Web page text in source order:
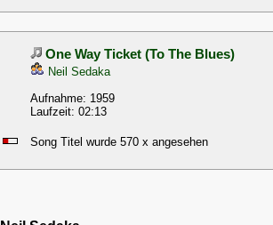
One Way Ticket (To The Blues)
Neil Sedaka
Aufnahme: 1959
Laufzeit: 02:13
Song Titel wurde 570 x angesehen